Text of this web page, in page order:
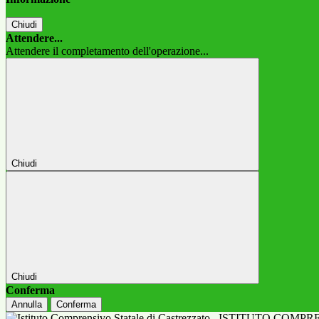
Chiudi
Attendere...
Attendere il completamento dell'operazione...
Chiudi
Chiudi
Conferma
Annulla Conferma